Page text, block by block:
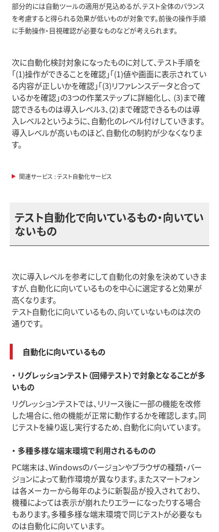
部分的には自動ツールの適用が見込めるが、テスト全体のバランス
を考慮すると得られる効果が低いものが対象です。前後の操作手順
に手動操作・目視確認が必要なものなどが考えられます。
次に自動化検討対象になったものに対して、テスト手順を
「(1)操作ができることを確認」「(1)値や画面に表示されてい
る内容が正しいかを確認」「(3)リファレンスデータと合って
いるかを確認」の3つの作業ステップに詳細化し、 (3)まで確
認できるものは導入レベル3、(2)まで確認できるものは導
入レベル2というように、自動化のレベル付けしていきます。
導入レベルが高いものほど、自動化の制約が少なくなりま
す。
関連サービス : テスト自動化サービス
テスト自動化で向いているもの・向いてい
ないもの
次に導入レベルを参考にして自動化の対象を決めていきま
すが、自動化に向いているものを中心に選定すると効果が
高くなります。
テスト自動化に向いているもの、向いていないものは次の
通りです。
自動化に向いているもの
・ リグレッションテスト（回帰テスト）で対象となることが多
いもの
リグレッションテストでは、リリース後に一部の機能を改修
した場合に、他の機能が正常に動作するかを確認します。同
じテストを繰り返し実行するため、自動化に向いています。
・ 多種多様な端末環境で利用されるものの
PC端末は、Windowsのバージョンやブラウザの種類・バー
ジョンによって動作環境が異なります。またスマートフォン
は各メーカーから毎年のように新製品が投入されており、
機種によっては表示が崩れたりエラーになったりする場合
もあります。多種多様な端末環境で同じテストが必要なも
のは自動化に向いています。